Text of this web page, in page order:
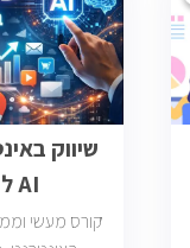
שיווק
AI לבעלי עסקים
קורס מעשי